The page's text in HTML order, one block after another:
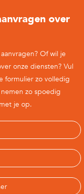
over
Of wil je
onze diensten? Vul
formulier zo volledig
zo spoedig
je op.